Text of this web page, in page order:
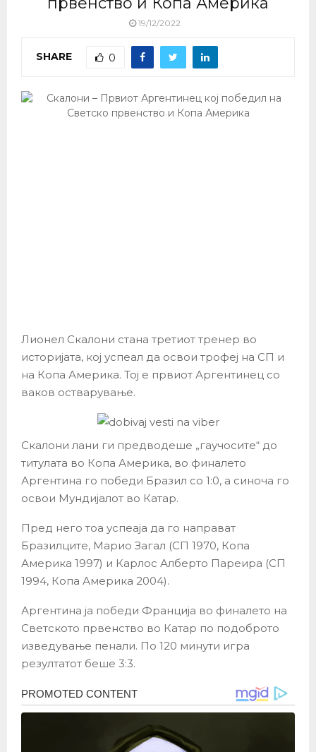
19/12/2022
SHARE 0
Лионел Скалони стана третиот тренер во
историјата, кој успеал да освои трофеј на СП и
на Копа Америка. Тој е првиот Аргентинец со
ваков остварување.
Скалони лани ги предводеше „гаучосите“ до
титулата во Копа Америка, во финалето
Аргентина го победи Бразил со 1:0, а синоча го
освои Мундијалот во Катар.
Пред него тоа успеаја да го направат
Бразилците, Марио Загал (СП 1970, Копа
Америка 1997) и Карлос Алберто Пареира (СП
1994, Копа Америка 2004).
Аргентина ја победи Франција во финалето на
Светското првенство во Катар по подоброто
изведување пенали. По 120 минути игра
резултатот беше 3:3.